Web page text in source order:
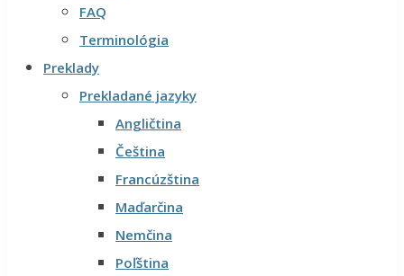
FAQ
Terminológia
Preklady
Prekladané jazyky
Angličtina
Čeština
Francúzština
Maďarčina
Nemčina
Poľština